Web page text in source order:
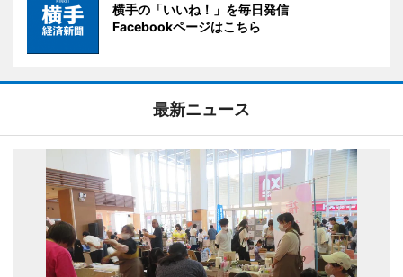
横手の「いいね！」を毎日発信
Facebookページはこちら
最新ニュース